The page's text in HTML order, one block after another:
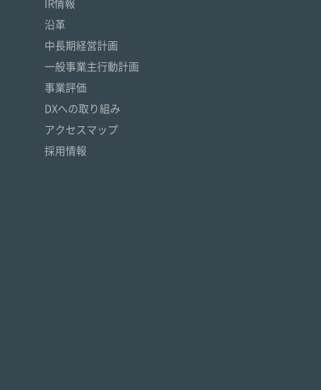
沿革
中長期経営計画
一般事業主行動計画
事業評価
DXへの取り組み
アクセスマップ
採用情報